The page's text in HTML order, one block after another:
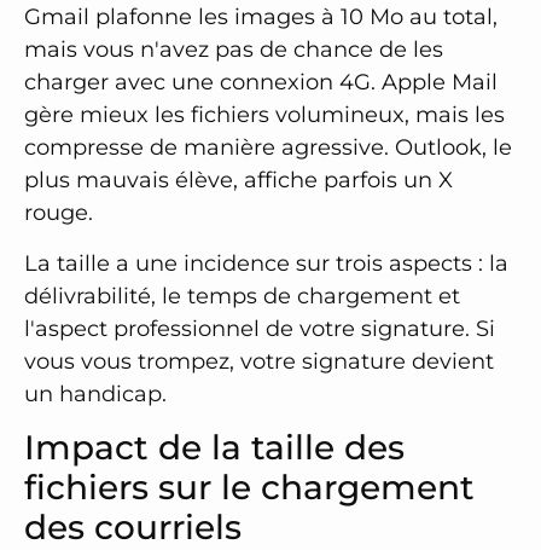
Gmail plafonne les images à 10 Mo au total,
mais vous n'avez pas de chance de les
charger avec une connexion 4G. Apple Mail
gère mieux les fichiers volumineux, mais les
compresse de manière agressive. Outlook, le
plus mauvais élève, affiche parfois un X
rouge.
La taille a une incidence sur trois aspects : la
délivrabilité, le temps de chargement et
l'aspect professionnel de votre signature. Si
vous vous trompez, votre signature devient
un handicap.
Impact de la taille des
fichiers sur le chargement
des courriels